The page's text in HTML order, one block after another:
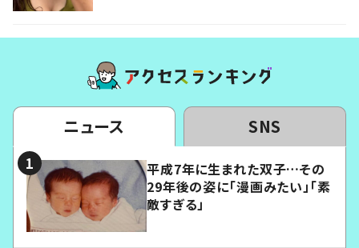
ニュース SNS
平成7年に生まれた双子…その
29年後の姿に「漫画みたい」「素
敵すぎる」